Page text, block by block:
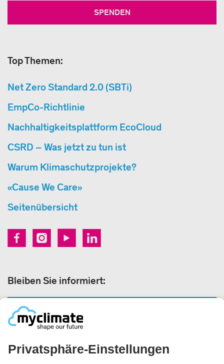
SPENDEN
Top Themen:
Net Zero Standard 2.0 (SBTi)
EmpCo-Richtlinie
Nachhaltigkeitsplattform EcoCloud
CSRD – Was jetzt zu tun ist
Warum Klimaschutzprojekte?
«Cause We Care»
Seitenübersicht
Bleiben Sie informiert:
Rechtliches: